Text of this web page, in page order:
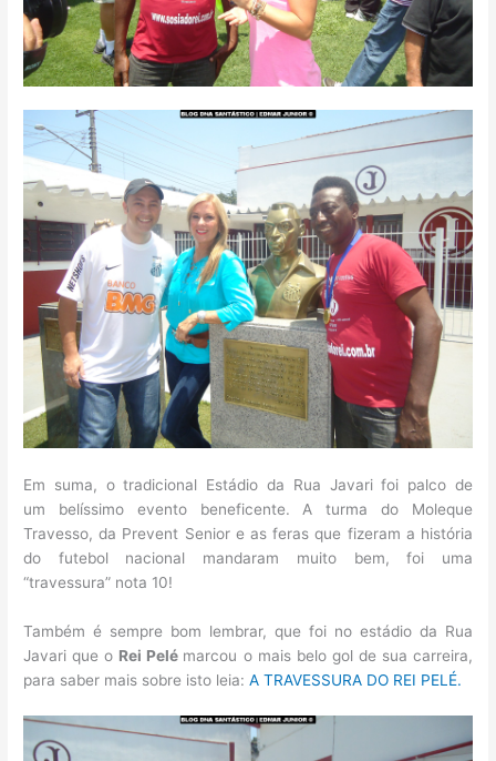
Em suma, o tradicional Estádio da Rua Javari foi palco de
um belíssimo evento beneficente. A turma do Moleque
Travesso, da Prevent Senior e as feras que fizeram a história
do futebol nacional mandaram muito bem, foi uma
“travessura” nota 10!
Também é sempre bom lembrar, que foi no estádio da Rua
Javari que o Rei Pelé marcou o mais belo gol de sua carreira,
para saber mais sobre isto leia:A TRAVESSURA DO REI PELÉ.